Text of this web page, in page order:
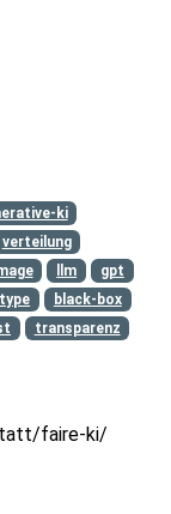
ki
verteilung
llm
gpt
black-box
transparenz
faire-ki/